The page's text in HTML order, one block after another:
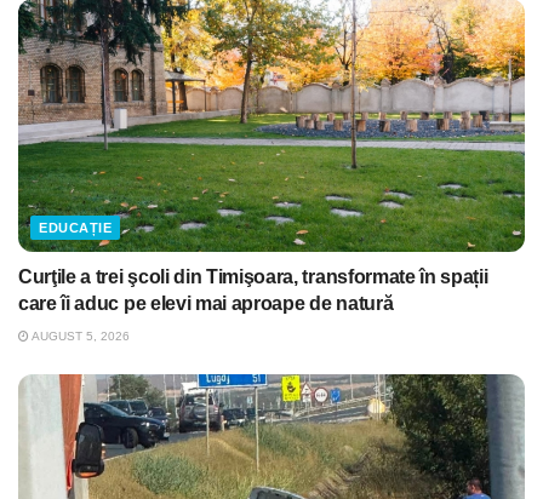
EDUCAȚIE
Curţile a trei şcoli din Timişoara, transformate în spații
care îi aduc pe elevi mai aproape de natură
AUGUST 5, 2026